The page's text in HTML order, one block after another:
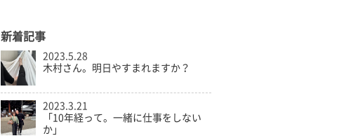
新着記事
2023.5.28
木村さん。明日やすまれますか？
2023.3.21
「10年経って。一緒に仕事をしない
か」